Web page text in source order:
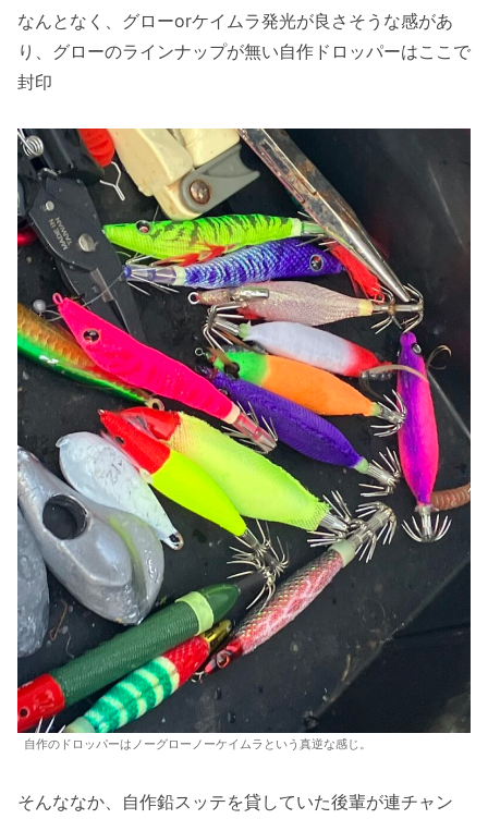
なんとなく、グローorケイムラ発光が良さそうな感があ
り、グローのラインナップが無い自作ドロッパーはここで
封印
自作のドロッパーはノーグローノーケイムラという真逆な感じ。
そんななか、自作鉛スッテを貸していた後輩が連チャン